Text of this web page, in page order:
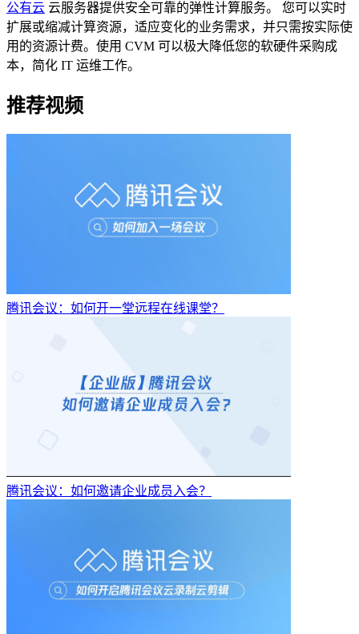
公有云 云服务器提供安全可靠的弹性计算服务。 您可以实时
扩展或缩减计算资源，适应变化的业务需求，并只需按实际使
用的资源计费。使用 CVM 可以极大降低您的软硬件采购成
本，简化 IT 运维工作。
推荐视频
腾讯会议：如何开一堂远程在线课堂？
腾讯会议：如何邀请企业成员入会？